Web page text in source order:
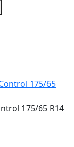
175/65 R14